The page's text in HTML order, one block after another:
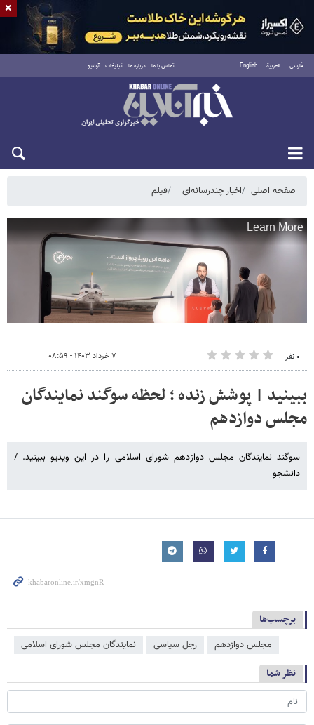
فارسی العربية English تماس با ما درباره ما تبلیغات آرشیو
جمعه ۱۶ مرداد ۱۴۰۵
صفحه اصلی اخبار چندرسانه‌ای فیلم
۰ نفر ۷ خرداد ۱۴۰۳ - ۰۸:۵۹
ببینید | پوشش زنده ؛ لحظه سوگند نمایندگان
مجلس دوازدهم
سوگند نمایندگان مجلس دوازدهم شورای اسلامی را در این ویدیو ببینید. /
دانشجو
برچسب‌ها
مجلس دوازدهم رجل سیاسی نمایندگان مجلس شورای اسلامی
نظر شما
×